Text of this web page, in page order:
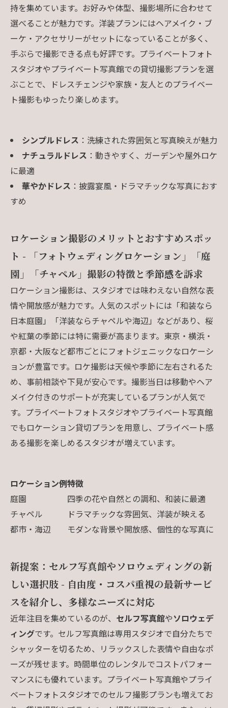
持を集めています。お好みや体型、撮影場所に合わせて
選べることが魅力です。洋装プランにはヘアメイク・ブ
ーケ・アクセサリーがセットになっていることが多く、
手ぶらで撮影できる点も好評です。プライベートフォト
スタジオやプライベート写真館での貸切撮影プランを選
ぶことで、ドレスチェンジや家族・友人とのプライベー
ト撮影もゆったり楽しめます。
シンプルドレス ：洗練された雰囲気と写真映えが魅力
ナチュラルドレス ：動きやすく、ガーデンや屋外ロケ
に最適
華やかドレス ：披露宴風・ドラマチックな写真におす
すめ
ロケーション撮影のメリットとおすすめスポッ
ト - 「フォトウェディングロケーション」「庭
園」「チャペル」撮影の特徴と季節感を訴求
ロケーション撮影は、スタジオでは味わえない自然な表
情や開放感が魅力です。人気のスポットには「和装なら
日本庭園」「洋装ならチャペルや海辺」などがあり、桜
や紅葉の季節には特に需要が高まります。東京・横浜・
京都・大阪など都市ごとにフォトジェニックなロケーシ
ョンが豊富です。ロケ撮影は天候や季節に左右されるた
め、事前相談や下見が安心です。撮影当日は移動やヘア
メイク付きのサポートが充実しているプランが人気で
す。プライベートフォトスタジオやプライベート写真館
でもロケーション貸切プランを用意し、プライベート感
ある撮影を楽しめるスタジオが増えています。
ロケーション例特徴
庭園
四季の花や自然との調和、和装に最適
チャペル
ドラマチックな雰囲気、洋装が映える
都市・海辺
モダンな背景や開放感、個性的な写真に
新提案：セルフ写真館やソロウェディングの新
しい選択肢 - 自由度・コスパ重視の最新サービ
スを紹介し、多様なニーズに対応
近年注目を集めているのが、 セルフ写真館やソロウェデ
ィングです。セルフ写真館は専用スタジオで自分たちで
シャッターを切るため、リラックスした表情や自由なポ
ーズが残せます。時間単位のレンタルでコストパフォー
マンスにも優れています。プライベート写真館やプライ
ベートフォトスタジオでのセルフ撮影プランも増えてお